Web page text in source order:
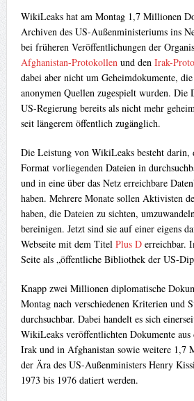
WikiLeaks hat am Montag 1,7 Millionen
Archiven des US-Außenministeriums ins
bei früheren Veröffentlichungen der
Afghanistan-Protokollenund den Irak-
dabei aber nicht um Geheimdokumente,
anonymen Quellen zugespielt wurden. Die
US-Regierung bereits als nicht mehr
seit längerem öffentlich zugänglich.
Die Leistung von WikiLeaks besteht darin,
Format vorliegenden Dateien in
und in eine über das Netz erreichbare
haben. Mehrere Monate sollen Aktivisten
haben, die Dateien zu sichten,
bereinigen. Jetzt sind sie auf einer eigens
Webseite mit dem Titel Plus Derreichbar.
Seite als „öffentliche Bibliothek der US-
Knapp zwei Millionen diplomatische
Montag nach verschiedenen Kriterien und
durchsuchbar. Dabei handelt es sich
WikiLeaks veröffentlichten Dokumente
Irak und in Afghanistan sowie weitere 1,7
der Ära des US-Außenministers Henry
1973 bis 1976 datiert werden.